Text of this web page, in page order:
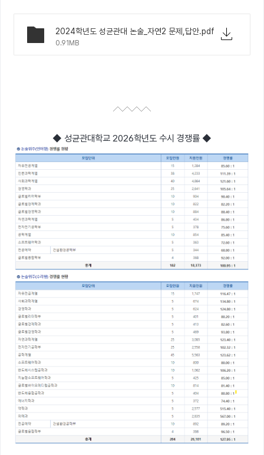
2024학년도 성균관대 논술_자연2 문제,답안.pdf
0.91MB
◆ 성균관대학교 2026학년도 수시 경쟁률 ◆